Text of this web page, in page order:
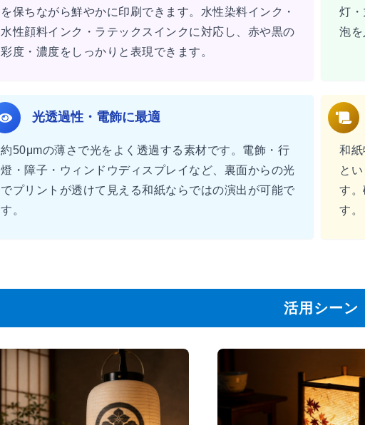
を保ちながら鮮やかに印刷できます。水性染料インク・
水性顔料インク・ラテックスインクに対応し、赤や黒の
彩度・濃度をしっかりと表現できます。
灯
泡を
光透過性・電飾に最適
約50μmの薄さで光をよく透過する素材です。電飾・行
燈・障子・ウィンドウディスプレイなど、裏面からの光
でプリントが透けて見える和紙ならではの演出が可能で
す。
和紙
と
す
す。
活用シーン